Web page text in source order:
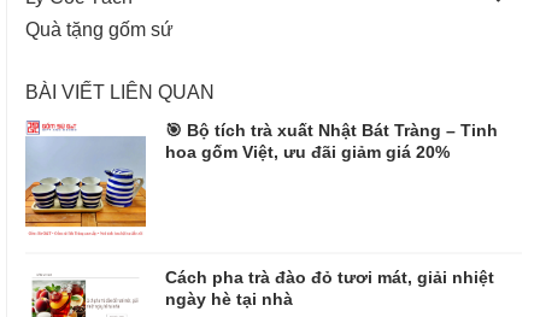
Quà tặng gốm sứ
BÀI VIẾT LIÊN QUAN
🎯 Bộ tích trà xuất Nhật Bát Tràng – Tinh
hoa gốm Việt, ưu đãi giảm giá 20%
Cách pha trà đào đỏ tươi mát, giải nhiệt
ngày hè tại nhà